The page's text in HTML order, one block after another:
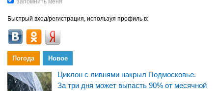
Быстрый вход/регистрация, используя профиль в:
Погода Новое
Циклон с ливнями накрыл Подмосковье.
За три дня может выпасть 90% от месячной